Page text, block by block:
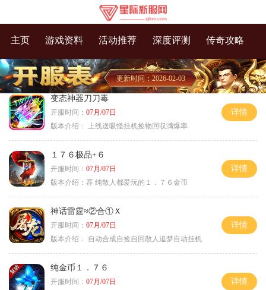
主页 游戏资料 活动推荐 深度评测 传奇攻略
更新时间：2026-02-03
变态神器刀刀毒
开服时间： 07月/07日
版本介绍：
上线送吸怪挂机捡物回収满爆率
详情
１７６极品+６
开服时间： 07月/07日
版本介绍： 荐 纯散人都爱玩的１．７６金币
详情
神话雷霆≈②合①Ｘ
开服时间： 07月/07日
版本介绍：
自动合成自捡自回散人追梦自动挂机
详情
纯金币１．７６
开服时间： 07月/07日
详情